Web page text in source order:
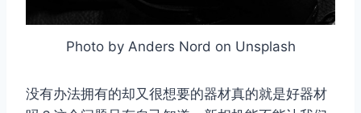
Photo by Anders Nord on Unsplash
没有办法拥有的却又很想要的器材真的就是好器材